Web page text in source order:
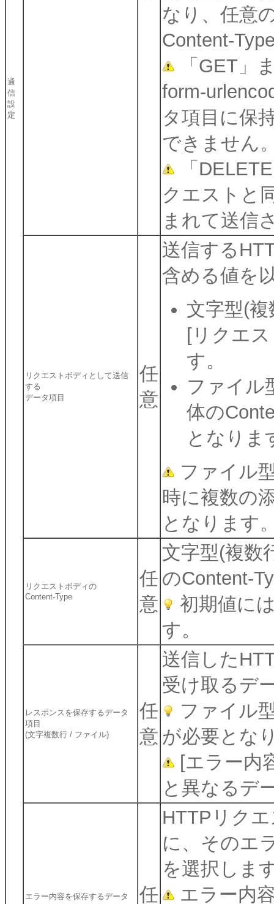
通
信
設
定
なり、任意
Content-
「GET」
form-
タ項目に保
できません
「
クエストと
まれて送信
リクエストボディとして送信
する
データ項目
任
意
送信する
含める値を
文字型(
[リクエ
す。
ファイル
体の
となりま
ファイル
時に複数の
となります
リクエストボディの
Content-Type
任
意
文字型(複数
のContent-
初期値に
す。
レスポンスを保存するデータ
項目
(文字複数行 / ファイル)
任
意
送信した
受け取るデ
ファイル
が必要とな
[エラー内
と異なるデ
エラー内容を保存するデータ
任
HTTPリク
に、そのエ
を選択しま
エラー内